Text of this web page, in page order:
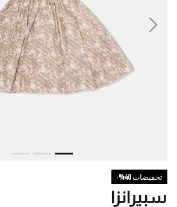
Next
تخفيضات 40%-
سبيرانزا